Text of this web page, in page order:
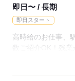
あなたにあった職
⇒あなたの理想を叶
一緒に就業まで
⇒気になる職場の
東北本線 仙台駅
東北本線 長町駅
その他多数勤務地
ご自宅から〇分以
周辺情報：通勤＆
即日〜 / 長期
即日スタート
高時給のお仕事、
ぴったりのお仕